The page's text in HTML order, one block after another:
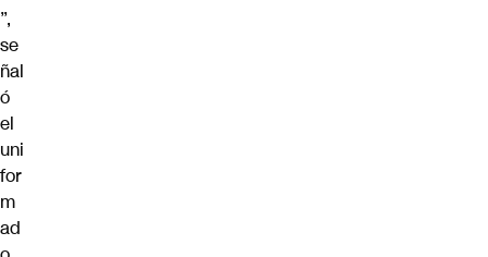
”,
se
ñal
ó
el
uni
for
m
ad